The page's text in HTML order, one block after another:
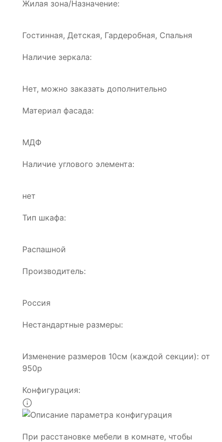
Жилая зона/Назначение:
Гостинная, Детская, Гардеробная, Спальня
Наличие зеркала:
Нет, можно заказать дополнительно
Материал фасада:
МДФ
Наличие углового элемента:
нет
Тип шкафа:
Распашной
Производитель:
Россия
Нестандартные размеры:
Изменение размеров 10см (каждой секции): от
950р
Конфигурация:
При расстановке мебели в комнате, чтобы